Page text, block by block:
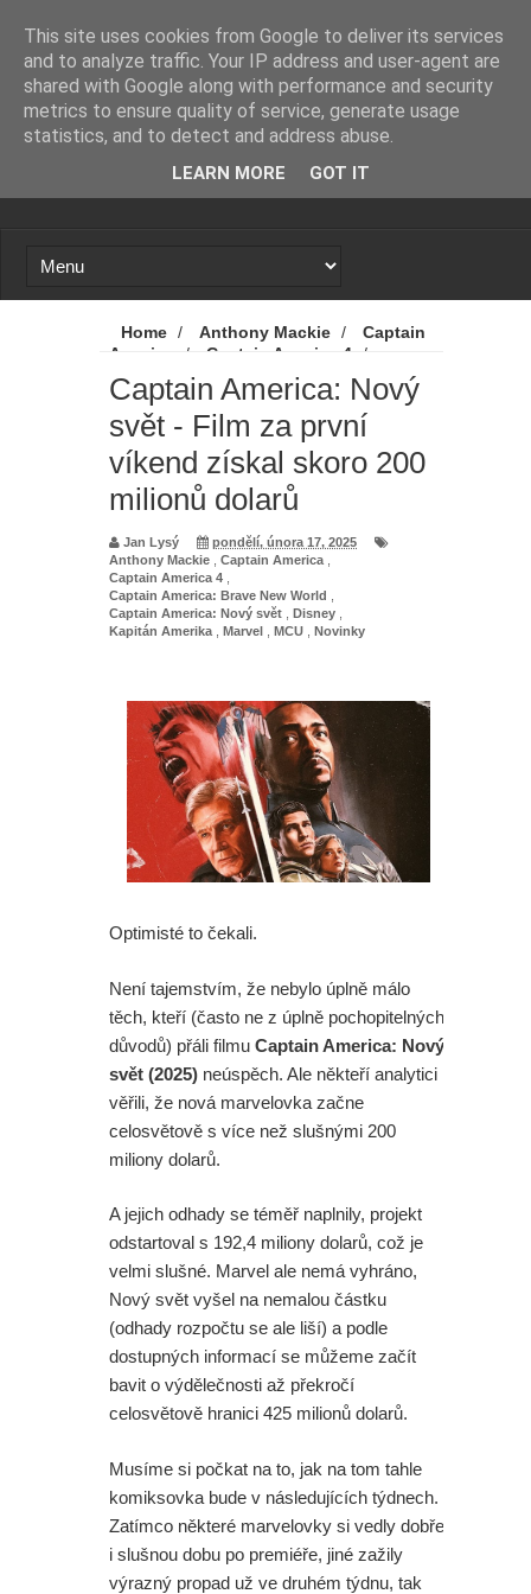
Proč se zase a znovu spekuluje o
návratu Zacka Snydera k DC?
X-Men: Novým Cyclopsem bude
hvězda Srdcerváčů
Holland promluvil od odvážné scéně
z filmu. A kdo byl nový přítel MJ?
Mumie 4: Vrátí se další tři postavy z
původních filmů
Avatar 4: James Cameron promluvil
série
Spider-Man: Zbrusu nový den - Sám
skvěle se filmu vede
Spider-Man: Zbrusu nový den -
Opravdu Tom Holland nesnášel
jednu z verzí filmu?
skvělý Star Wars projekt
Daredevil: Znovuzrození - Skvělá
herečka z Iron Fista odmítla účast v
další řadě
Režisér Spider-Mana odmítl dohled
na Avengers. A opravdu se na place
Zbrusu nového dne pohyboval
Dvě ochutnávka z DC série
Lanterns. A co mělo být ve
vystřižené scéně ze Spider-Man:
Zbrusu nový den s postavou z
Home / Anthony Mackie /
Captain
America
/ Captain America 4
/
Captain America: Brave New World
/
Captain America: Nový svět
/
Disney
/
Kapitán Amerika / Marvel /
Novinky
/
Captain America: Nový svět -
Film za první víkend získal skoro 200 milionů
Captain America: Nový
svět - Film za první
víkend získal skoro 200
milionů dolarů
Jan Lysý
pondělí, února 17, 2025
Anthony Mackie
Captain America
Captain America 4
Captain America: Brave New World
Captain America: Nový svět
Disney
Kapitán Amerika
Marvel MCU Novinky
Optimisté to čekali.
Není tajemstvím, že nebylo úplně málo
těch, kteří (často ne z úplně pochopitelných
důvodů) přáli filmu Captain America: Nový
svět (2025) neúspěch. Ale někteří analytici
věřili, že nová marvelovka začne
celosvětově s více než slušnými 200
miliony dolarů.
A jejich odhady se téměř naplnily, projekt
odstartoval s 192,4 miliony dolarů, což je
velmi slušné. Marvel ale nemá vyhráno,
Nový svět vyšel na nemalou částku
(odhady rozpočtu se ale liší) a podle
dostupných informací se můžeme začít
bavit o výdělečnosti až překročí
celosvětově hranici 425 milionů dolarů.
Musíme si počkat na to, jak na tom tahle
komiksovka bude v následujících týdnech.
Zatímco některé marvelovky si vedly dobře
i slušnou dobu po premiéře, jiné zažily
výrazný propad už ve druhém týdnu, tak
This site uses cookies from Google to deliver its services
and to analyze traffic. Your IP address and user-agent are
shared with Google along with performance and security
metrics to ensure quality of service, generate usage
statistics, and to detect and address abuse.
LEARN MORE GOT IT